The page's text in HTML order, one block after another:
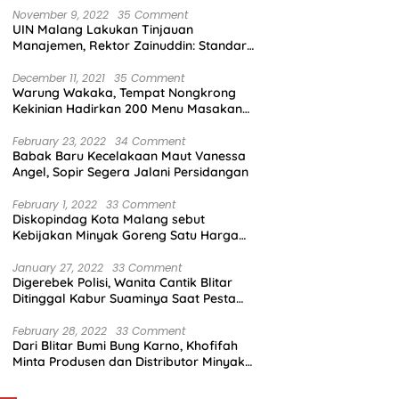
November 9, 2022 35 Comment
UIN Malang Lakukan Tinjauan
Manajemen, Rektor Zainuddin: Standar
December 11, 2021 35 Comment
Warung Wakaka, Tempat Nongkrong
Kekinian Hadirkan 200 Menu Masakan
February 23, 2022 34 Comment
Babak Baru Kecelakaan Maut Vanessa
Angel, Sopir Segera Jalani Persidangan
February 1, 2022 33 Comment
Diskopindag Kota Malang sebut
Kebijakan Minyak Goreng Satu Harga
January 27, 2022 33 Comment
Digerebek Polisi, Wanita Cantik Blitar
Ditinggal Kabur Suaminya Saat Pesta
February 28, 2022 33 Comment
Dari Blitar Bumi Bung Karno, Khofifah
Minta Produsen dan Distributor Minyak